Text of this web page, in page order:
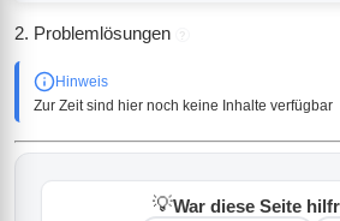
2. Problemlösungen
Hinweis
Zur Zeit sind hier noch keine Inhalte verfügbar
💡War diese Seite